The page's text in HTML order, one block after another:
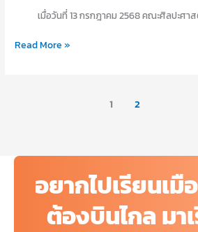
เมื่อวันที่ 13 กรกฎาคม 2568 คณะศิลปะศาส
ต้นแบบ
ด้าน
Read More »
1 2
อยากไปเรียนเมื
ต้องบินไกล มา